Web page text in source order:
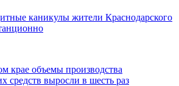
каникулы жители Краснодарского
крае объемы производства
средств выросли в шесть раз